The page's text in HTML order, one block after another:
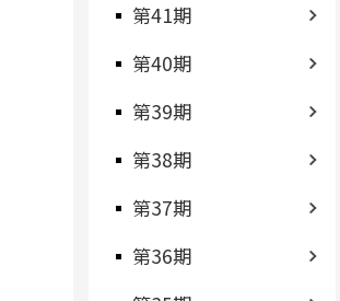
第41期
第40期
第39期
第38期
第37期
第36期